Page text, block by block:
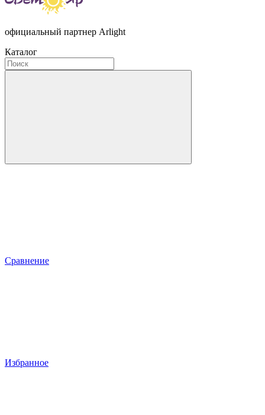
официальный партнер Arlight
Каталог
Сравнение
Избранное